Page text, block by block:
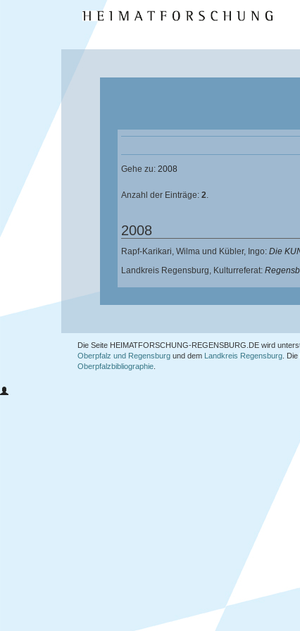
Gehe zu: 2008
Anzahl der Einträge: 2.
2008
Rapf-Karikari, Wilma und Kübler, Ingo: Die
Landkreis Regensburg, Kulturreferat:
Die Seite HEIMATFORSCHUNG-REGENSBURG.DE wird
Oberpfalz und Regensburg und dem Landkreis Regensburg . Die
Oberpfalzbibliographie